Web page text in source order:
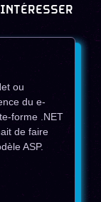
ou
du e-
forme .NET
de faire
ASP.